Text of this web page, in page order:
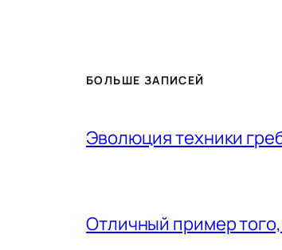
БОЛЬШЕ ЗАПИСЕЙ
Эволюция техники
Отличный пример